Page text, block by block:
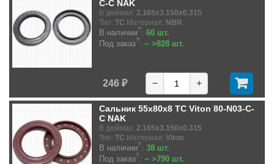
C-C NAK
В дюймах: 2.165x3.150x0.315
Тип: TC Материал: NBR
В наличии?: 60 шт.
Под заказ?: ~ >828 шт.
246 ₽ − +
Сальник 55x80x8 TC Viton 80-N03-C-
C NAK
В дюймах: 2.165x3.150x0.315
Тип: TC Материал: Viton
В наличии?: 38 шт.
Под заказ?: ~ >790 шт.